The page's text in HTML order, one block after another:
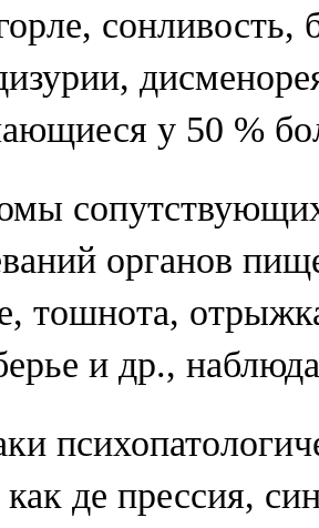
сонливость,
у 50 %
органов
тошнота,
и др.,
как де прессия,